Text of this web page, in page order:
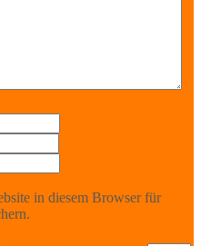
in diesem Browser für